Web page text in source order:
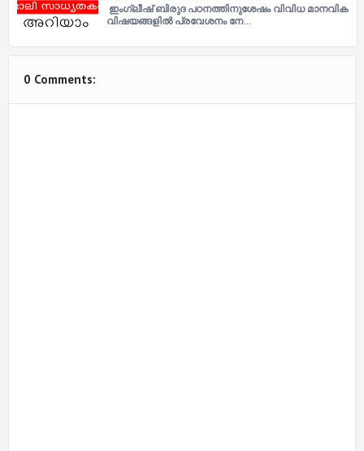
ഇംഗ്ലീഷ് ബിരുദ പഠനത്തിനുശേഷം വിവിധ മാനവിക
വിഷയങ്ങളിൽ പ്രവേശനം നേ…
0 Comments: